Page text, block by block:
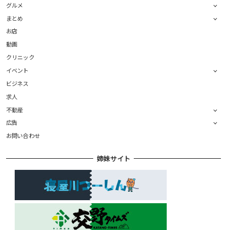
グルメ
まとめ
お店
動画
クリニック
イベント
ビジネス
求人
不動産
広告
お問い合わせ
姉妹サイト